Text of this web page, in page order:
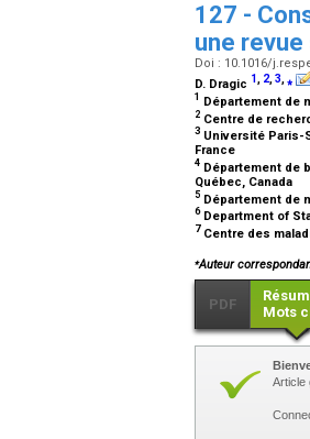
127 -
une
Doi : 10.1016/
D. Dragic 1, 2,3,⁎
1 Département de
2 Centre de
3 Université Paris-
France
4 Département de
Québec, Canada
5 Département de
6Department of
7 Centre des
⁎Auteur
PDF
Mots
Article